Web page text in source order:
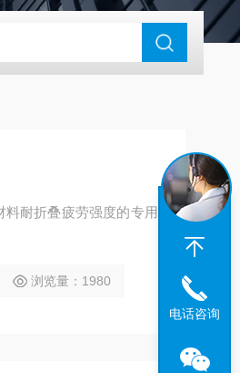
测定仪 ZB-YSJ5000瓦楞芯平压强
耐折叠疲劳强度的专用
浏览量：1980
电话咨询